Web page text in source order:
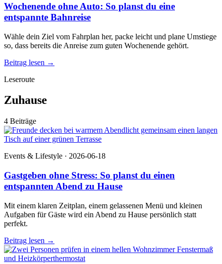
Wochenende ohne Auto: So planst du eine
entspannte Bahnreise
Wähle dein Ziel vom Fahrplan her, packe leicht und plane Umstiege
so, dass bereits die Anreise zum guten Wochenende gehört.
Beitrag lesen →
Leseroute
Zuhause
4 Beiträge
Events & Lifestyle · 2026-06-18
Gastgeben ohne Stress: So planst du einen
entspannten Abend zu Hause
Mit einem klaren Zeitplan, einem gelassenen Menü und kleinen
Aufgaben für Gäste wird ein Abend zu Hause persönlich statt
perfekt.
Beitrag lesen →